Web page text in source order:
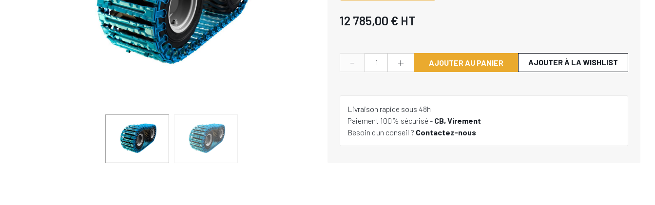
12 785,00 € HT
- + AJOUTER AU PANIER AJOUTER À LA WISHLIST
Livraison rapide sous 48h
Paiement 100% sécurisé - CB, Virement
Besoin d'un conseil ? Contactez-nous